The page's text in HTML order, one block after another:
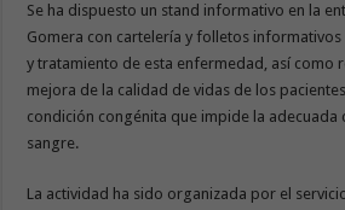
Se ha dispuesto un stand informativo en la
Gomera con cartelería y folletos
y tratamiento de esta enfermedad, así como
mejora de la calidad de vidas de los
condición congénita que impide la adecuada
sangre.
La actividad ha sido organizada por el